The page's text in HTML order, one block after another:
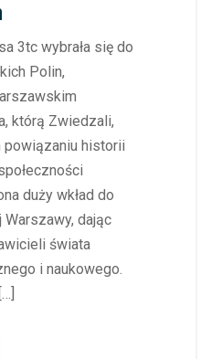
3tc wybrała się do
Polin,
którą Zwiedzali,
powiązaniu historii
duży wkład do
dając
świata
i naukowego.